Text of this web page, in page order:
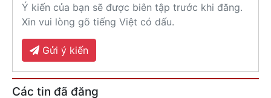
Ý kiến của bạn sẽ được biên tập trước khi đăng.
Xin vui lòng gõ tiếng Việt có dấu.
Gửi ý kiến
Các tin đã đăng